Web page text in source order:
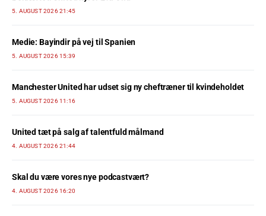
5. AUGUST 2026 21:45
Medie: Bayindir på vej til Spanien
5. AUGUST 2026 15:39
Manchester United har udset sig ny cheftræner til kvindeholdet
5. AUGUST 2026 11:16
United tæt på salg af talentfuld målmand
4. AUGUST 2026 21:44
Skal du være vores nye podcastvært?
4. AUGUST 2026 16:20